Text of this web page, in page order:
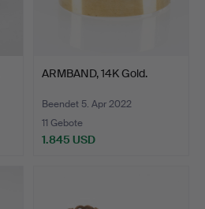
ARMBAND, 14K Gold.
Beendet 5. Apr 2022
11 Gebote
1.845 USD